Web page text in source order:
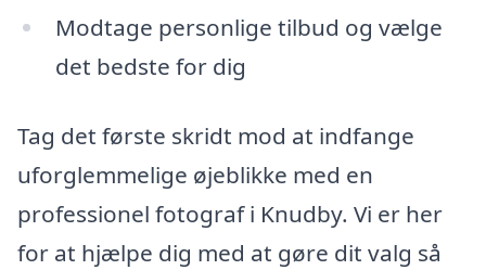
Modtage personlige tilbud og vælge
det bedste for dig
Tag det første skridt mod at indfange
uforglemmelige øjeblikke med en
professionel fotograf i Knudby. Vi er her
for at hjælpe dig med at gøre dit valg så